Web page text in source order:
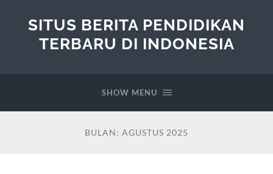
SITUS BERITA PENDIDIKAN
TERBARU DI INDONESIA
SHOW MENU
BULAN: AGUSTUS 2025